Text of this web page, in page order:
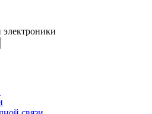
электроники